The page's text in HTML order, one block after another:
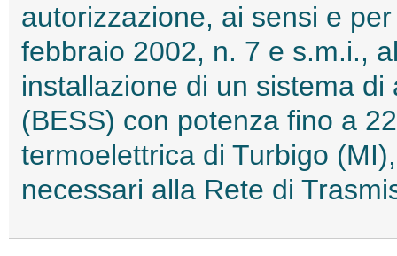
autorizzazione, ai sensi e
febbraio 2002, n. 7 e s.m.i.,
installazione di un sistema
(BESS) con potenza fino a
termoelettrica di Turbigo
necessari alla Rete di